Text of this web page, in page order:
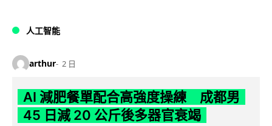
人工智能
arthur 2 日
AI 減肥餐單配合高強度操練 成都男
45 日減 20 公斤後多器官衰竭